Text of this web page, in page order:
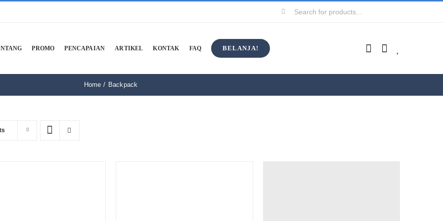
Search
PROMO PENCAPAIAN ARTIKEL KONTAK FAQ BELANJA!
Home Backpack